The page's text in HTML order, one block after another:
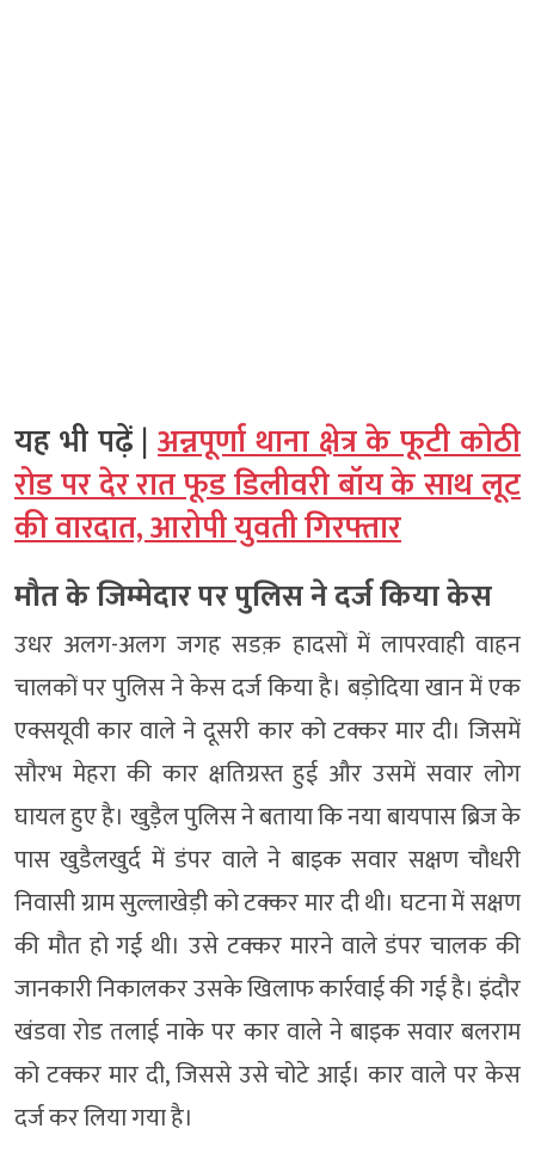
यह भी पढ़ें |अन्नपूर्णा थाना क्षेत्र के फूटी कोठी
रोड पर देर रात फूड डिलीवरी बॉय के साथ लूट
की वारदात, आरोपी युवती गिरफ्तार
मौत के जिम्मेदार पर पुलिस ने दर्ज किया केस
उधर अलग-अलग जगह सडक़ हादसों में लापरवाही वाहन
चालकों पर पुलिस ने केस दर्ज किया है। बड़ोदिया खान में एक
एक्सयूवी कार वाले ने दूसरी कार को टक्कर मार दी। जिसमें
सौरभ मेहरा की कार क्षतिग्रस्त हुई और उसमें सवार लोग
घायल हुए है। खुडै़ल पुलिस ने बताया कि नया बायपास ब्रिज के
पास खुडैलखुर्द में डंपर वाले ने बाइक सवार सक्षण चौधरी
निवासी ग्राम सुल्लाखेड़ी को टक्कर मार दी थी। घटना में सक्षण
की मौत हो गई थी। उसे टक्कर मारने वाले डंपर चालक की
जानकारी निकालकर उसके खिलाफ कार्रवाई की गई है। इंदौर
खंडवा रोड तलाई नाके पर कार वाले ने बाइक सवार बलराम
को टक्कर मार दी, जिससे उसे चोटे आई। कार वाले पर केस
दर्ज कर लिया गया है।